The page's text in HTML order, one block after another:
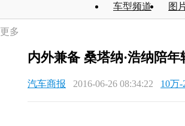
车型频道 图
更多
内外兼备 桑塔纳·浩纳陪
汽车商报 2016-06-26 08:34:22 10万-